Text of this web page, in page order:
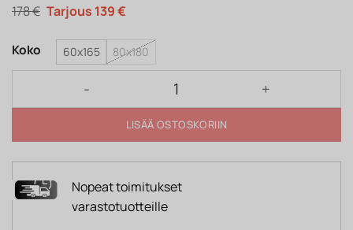
178€ Alkuperäinen
hinta
oli:
178 €.
139€Nykyinen
139 €.
Koko 60x165 80x180
Peili JAMES musta määrä
LISÄÄ OSTOSKORIIN
Nopeat toimitukset
varastotuotteille